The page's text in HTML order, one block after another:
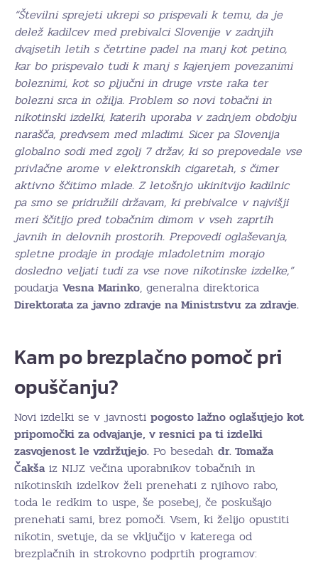
“Številni sprejeti ukrepi so prispevali k temu, da je
delež kadilcev med prebivalci Slovenije v zadnjih
dvajsetih letih s četrtine padel na manj kot petino,
kar bo prispevalo tudi k manj s kajenjem povezanimi
boleznimi, kot so pljučni in druge vrste raka ter
bolezni srca in ožilja. Problem so novi tobačni in
nikotinski izdelki, katerih uporaba v zadnjem obdobju
narašča, predvsem med mladimi. Sicer pa Slovenija
globalno sodi med zgolj 7 držav, ki so prepovedale vse
privlačne arome v elektronskih cigaretah, s čimer
aktivno ščitimo mlade. Z letošnjo ukinitvijo kadilnic
pa smo se pridružili državam, ki prebivalce v najvišji
meri ščitijo pred tobačnim dimom v vseh zaprtih
javnih in delovnih prostorih. Prepovedi oglaševanja,
spletne prodaje in prodaje mladoletnim morajo
dosledno veljati tudi za vse nove nikotinske izdelke,”
poudarja Vesna Marinko, generalna direktorica
Direktorata za javno zdravje na Ministrstvu za zdravje.
Kam po brezplačno pomoč pri
opuščanju?
Novi izdelki se v javnosti pogosto lažno oglašujejo kot
pripomočki za odvajanje, v resnici pa ti izdelki
zasvojenost le vzdržujejo. Po besedah dr. Tomaža
Čakša iz NIJZ večina uporabnikov tobačnih in
nikotinskih izdelkov želi prenehati z njihovo rabo,
toda le redkim to uspe, še posebej, če poskušajo
prenehati sami, brez pomoči. Vsem, ki želijo opustiti
nikotin, svetuje, da se vključijo v katerega od
brezplačnih in strokovno podprtih programov: